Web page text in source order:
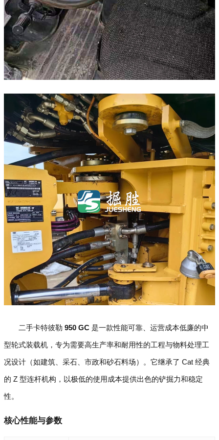
二手卡特彼勒 950 GC 是一款性能可靠、运营成本低廉的中
型轮式装载机，专为需要高生产率和耐用性的工程与物料处理工
况设计（如建筑、采石、市政和砂石料场）。它继承了 Cat 经典
的 Z 型连杆机构，以极低的使用成本提供出色的铲掘力和稳定
性。
核心性能与参数